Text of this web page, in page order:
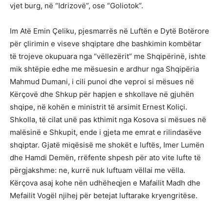
vjet burg, në “Idrizovë”, ose “Goliotok”.
Im Atë Emin Ҫeliku, pjesmarrës në Luftën e Dytë Botërore
për çlirimin e viseve shqiptare dhe bashkimin kombëtar
të trojeve okupuara nga “vëllezërit” me Shqipërinë, ishte
mik shtëpie edhe me mësuesin e ardhur nga Shqipëria
Mahmud Dumani, i cili punoi dhe veproi si mësues në
Kërçovë dhe Shkup për hapjen e shkollave në gjuhën
shqipe, në kohën e ministrit të arsimit Ernest Koliçi.
Shkolla, të cilat unë pas kthimit nga Kosova si mësues në
malësinë e Shkupit, ende i gjeta me emrat e rilindasëve
shqiptar. Gjatë miqësisë me shokët e luftës, Imer Lumën
dhe Hamdi Demën, rrëfente shpesh për ato vite lufte të
përgjakshme: ne, kurrë nuk luftuam vëllai me vëlla.
Kërçova asaj kohe nën udhëheqjen e Mafailit Madh dhe
Mefailit Vogël njihej për betejat luftarake kryengritëse.